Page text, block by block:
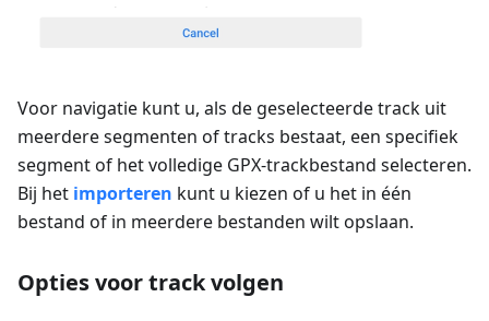
Voor navigatie kunt u, als de geselecteerde track uit
meerdere segmenten of tracks bestaat, een specifiek
segment of het volledige GPX-trackbestand selecteren.
Bij het importeren kunt u kiezen of u het in één
bestand of in meerdere bestanden wilt opslaan.
Opties voor track volgen